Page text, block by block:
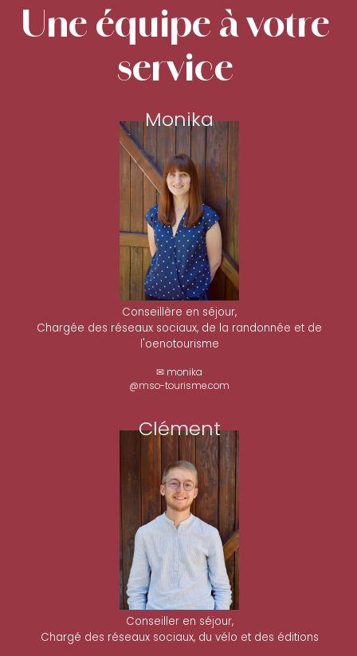
Une équipe à votre
service
Monika
Conseillère en séjour,
Chargée des réseaux sociaux, de la randonnée et de
l'oenotourisme
✉ monika
@mso-tourisme.com
Clément
Conseiller en séjour,
Chargé des réseaux sociaux, du vélo et des éditions